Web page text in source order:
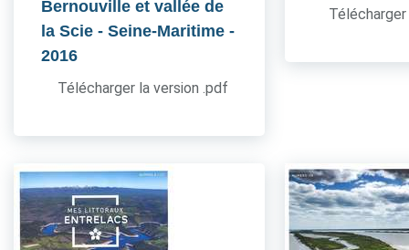
Bernouville et vallée de
la Scie - Seine-Maritime -
2016
Télécharger la version .pdf